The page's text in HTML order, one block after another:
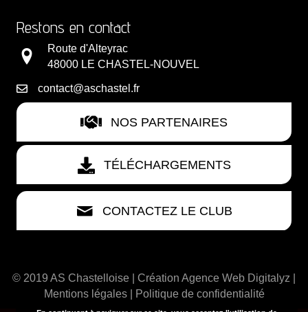
Restons en contact
Route d'Alteyrac
48000 LE CHASTEL-NOUVEL
contact@aschastel.fr
NOS PARTENAIRES
TÉLÉCHARGEMENTS
CONTACTEZ LE CLUB
© 2019 AS Chastelloise | Création Agence Web Digitalyz
Mentions légales| Politique de confidentialité